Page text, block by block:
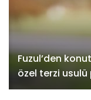
Fuzul’den
özel terzi